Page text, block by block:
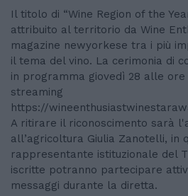
Il titolo di “Wine Region of the
attribuito al territorio da Wine
magazine newyorkese tra i più
il tema del vino. La cerimonia di
in programma giovedì 28 alle
streaming
https://
A ritirare il riconoscimento sarà
all’agricoltura Giulia Zanotelli, in
rappresentante istituzionale del
iscritte potranno partecipare
messaggi durante la diretta.